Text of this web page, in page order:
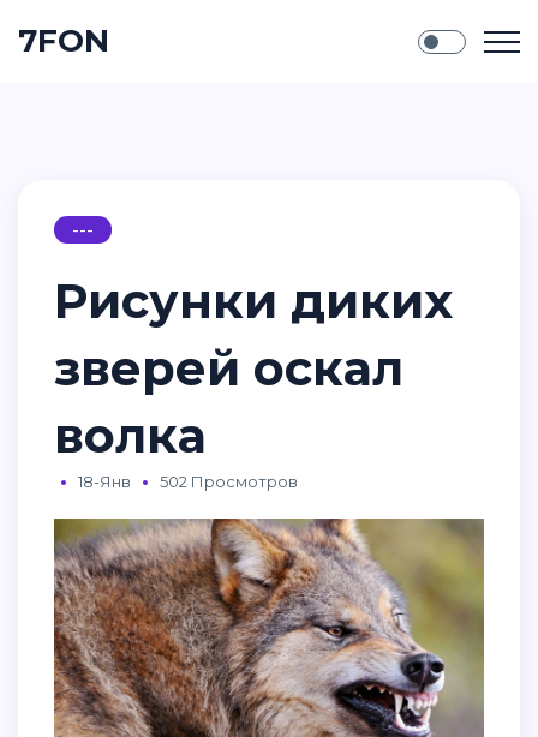
7FON
---
Рисунки диких
зверей оскал
волка
18-Янв 502 Просмотров